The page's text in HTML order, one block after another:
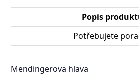
Popis
Potřebujete
Mendingerova hlava